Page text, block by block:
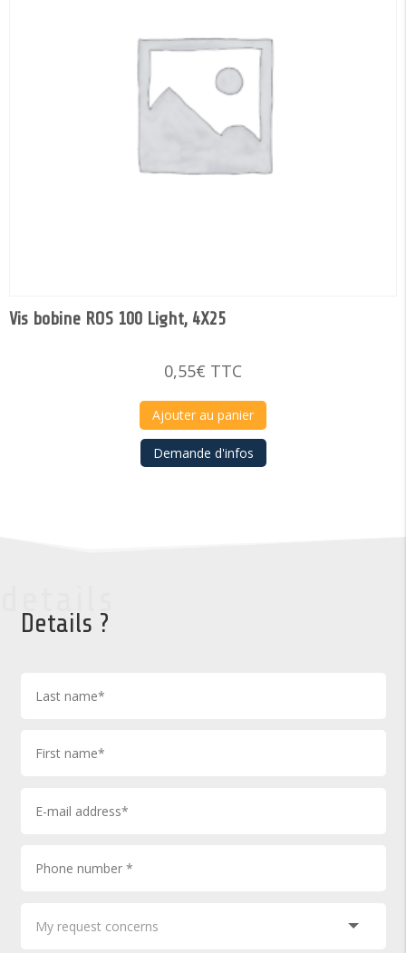
Vis bobine ROS 100 Light, 4X25
0,55€ TTC
Ajouter au panier
Demande d'infos
Details ?